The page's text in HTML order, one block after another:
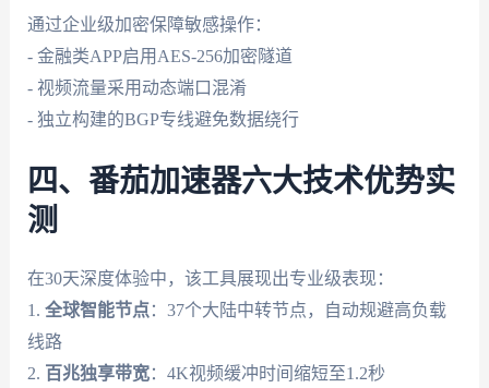
通过企业级加密保障敏感操作：
- 金融类APP启用AES-256加密隧道
- 视频流量采用动态端口混淆
- 独立构建的BGP专线避免数据绕行
四、番茄加速器六大技术优势实
测
在30天深度体验中，该工具展现出专业级表现：
1. 全球智能节点：37个大陆中转节点，自动规避高负载
线路
2. 百兆独享带宽：4K视频缓冲时间缩短至1.2秒